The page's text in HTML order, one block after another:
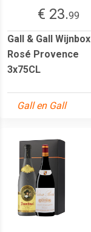
€ 23.99
Gall & Gall Wijnbox
Rosé Provence
3x75CL
Gall en Gall